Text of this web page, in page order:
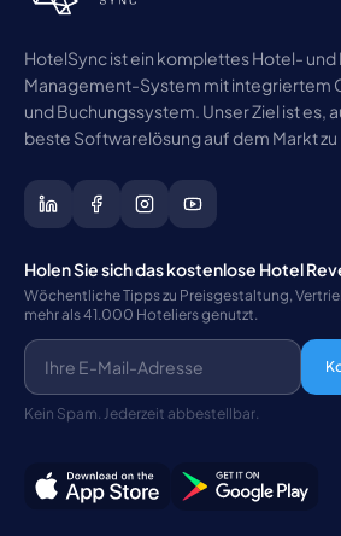
HotelSync ist ein komplettes Hotel-
Management-System mit integriertem
und Buchungssystem. Unser Ziel ist es,
beste Softwarelösung auf dem Markt
Holen Sie sich das kostenlose Hotel
Wöchentliche Tipps zu Preisgestaltung,
mehr als 41.000 Hoteliers genutzt.
Kein Spam. Jederzeit abbestellbar.